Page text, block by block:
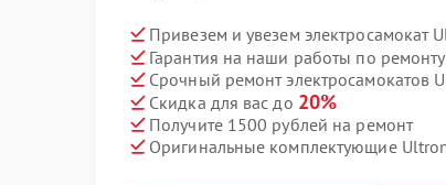
Привезем и увезем электросамокат
Гарантия на наши работы по
Срочный ремонт электросамокатов
Скидка для вас до 20%
Получите 1500 рублей на ремонт
Оригинальные комплектующие